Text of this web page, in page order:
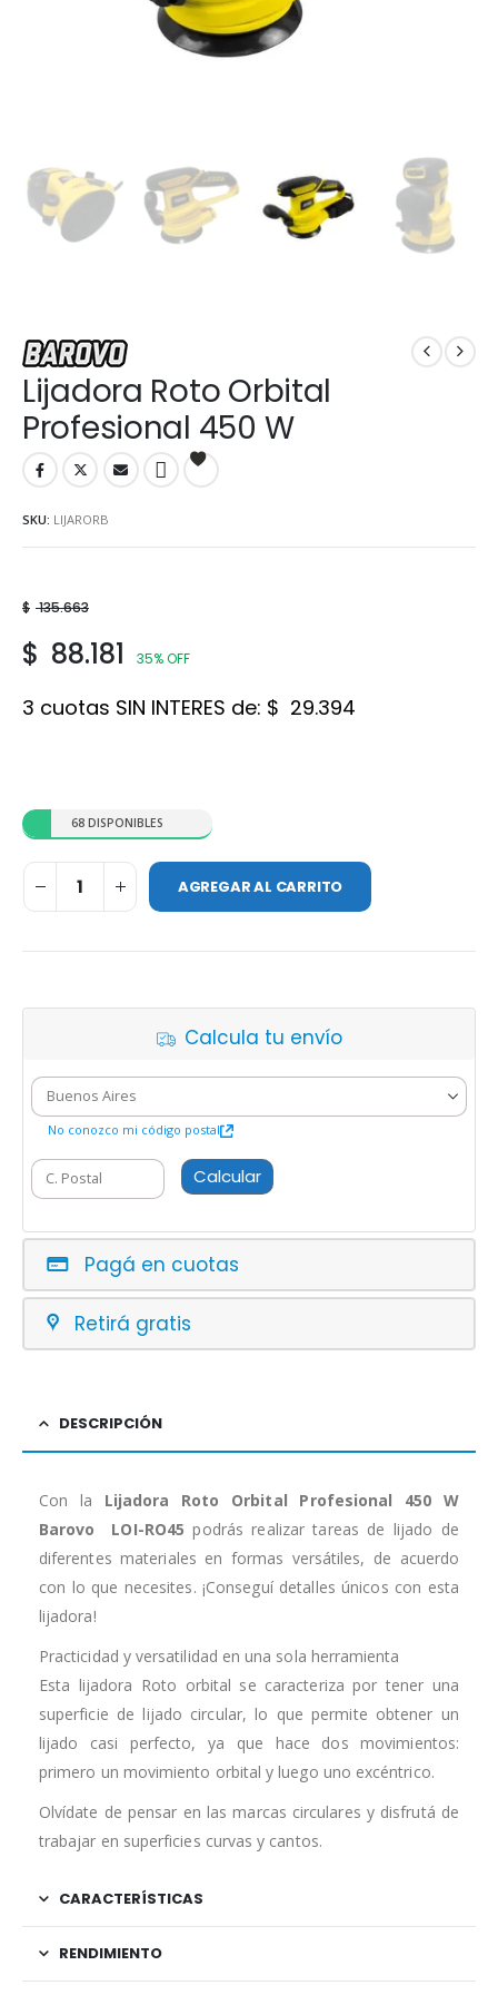
Lijadora Roto Orbital
Profesional 450 W
SKU: LIJARORB
$ 135.663
$ 88.181 35% OFF
3 cuotas SIN INTERES de: $ 29.394
68 DISPONIBLES
AGREGAR AL CARRITO
Calcula tu envío
No conozco mi código postal
Calcular
Pagá en cuotas
Retirá gratis
DESCRIPCIÓN
Con la Lijadora Roto Orbital Profesional 450 W
Barovo
LOI-RO45podrás realizar tareas de lijado de
diferentes materiales en formas versátiles, de acuerdo
con lo que necesites. ¡Conseguí detalles únicos con esta
lijadora!
Practicidad y versatilidad en una sola herramienta
Esta lijadora Roto orbital se caracteriza por tener una
superficie de lijado circular, lo que permite obtener un
lijado casi perfecto, ya que hace dos movimientos:
primero un movimiento orbital y luego uno excéntrico.
Olvídate de pensar en las marcas circulares y disfrutá de
trabajar en superficies curvas y cantos.
CARACTERÍSTICAS
RENDIMIENTO